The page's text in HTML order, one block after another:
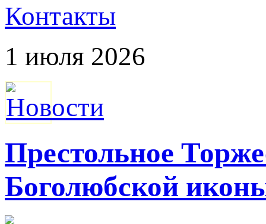
Контакты
1 июля 2026
Престольное
Боголюбской